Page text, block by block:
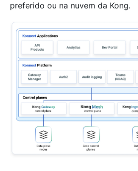
preferido ou na nuvem da Kong.